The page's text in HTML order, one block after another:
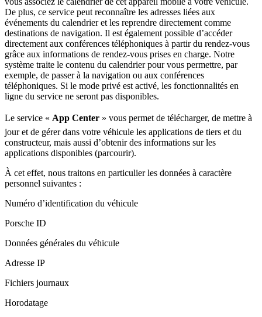
De plus, ce service peut reconnaître les adresses liées aux
événements du calendrier et les reprendre directement comme
destinations de navigation. Il est également possible d’accéder
directement aux conférences téléphoniques à partir du rendez-vous
grâce aux informations de rendez-vous prises en charge. Notre
système traite le contenu du calendrier pour vous permettre, par
exemple, de passer à la navigation ou aux conférences
téléphoniques. Si le mode privé est activé, les fonctionnalités en
ligne du service ne seront pas disponibles.
Le service « App Center » vous permet de télécharger, de mettre à
jour et de gérer dans votre véhicule les applications de tiers et du
constructeur, mais aussi d’obtenir des informations sur les
applications disponibles (parcourir).
À cet effet, nous traitons en particulier les données à caractère
personnel suivantes :
Numéro d’identification du véhicule
Porsche ID
Données générales du véhicule
Adresse IP
Fichiers journaux
Horodatage